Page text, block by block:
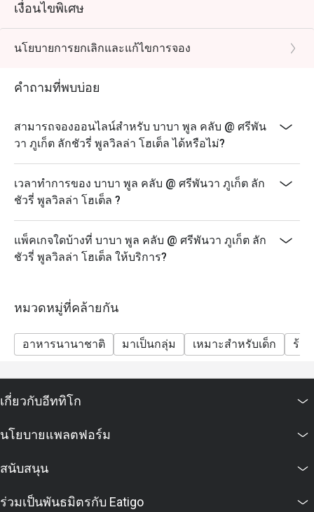
เงื่อนไขพิเศษ
นโยบายการยกเลิกและแก้ไขการจอง
คำถามที่พบบ่อย
สามารถจองออนไลน์สำหรับ บาบา พูล คลับ @ ศรีพัน
วา ภูเก็ต ลักชัวรี่ พูลวิลล่า โฮเต็ล ได้หรือไม่?
เวลาทำการของ บาบา พูล คลับ @ ศรีพันวา ภูเก็ต ลัก
ชัวรี่ พูลวิลล่า โฮเต็ล ?
แพ็คเกจใดบ้างที่ บาบา พูล คลับ @ ศรีพันวา ภูเก็ต ลัก
ชัวรี่ พูลวิลล่า โฮเต็ล ให้บริการ?
หมวดหมู่ที่คล้ายกัน
อาหารนานาชาติ มาเป็นกลุ่ม เหมาะสำหรับเด็ก ร้า
เกี่ยวกับอีททิโก
นโยบายแพลตฟอร์ม
สนับสนุน
ร่วมเป็นพันธมิตรกับ Eatigo